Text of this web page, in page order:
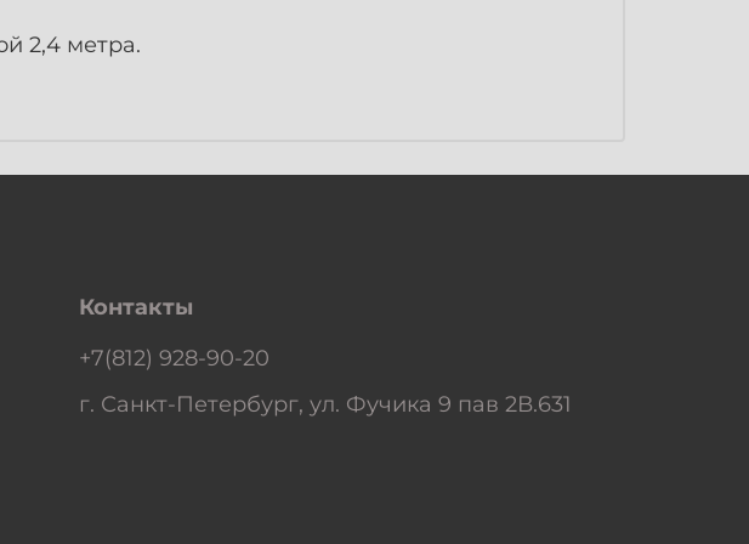
2,4 метра.
Контакты
+7(812) 928-90-20
г. Санкт-Петербург, ул. Фучика 9 пав 2В.631